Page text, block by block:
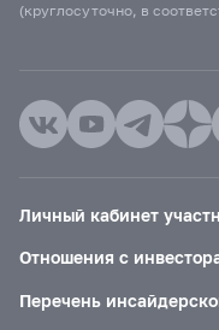
(круглосуточно, в
Личный кабинет
Отношения с
Перечень